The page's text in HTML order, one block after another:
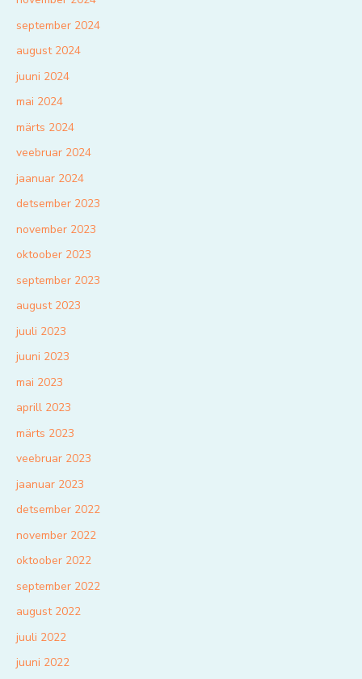
september 2024
august 2024
juuni 2024
mai 2024
märts 2024
veebruar 2024
jaanuar 2024
detsember 2023
november 2023
oktoober 2023
september 2023
august 2023
juuli 2023
juuni 2023
mai 2023
aprill 2023
märts 2023
veebruar 2023
jaanuar 2023
detsember 2022
november 2022
oktoober 2022
september 2022
august 2022
juuli 2022
juuni 2022